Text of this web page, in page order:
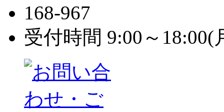
受付時間 9:00～18:00(